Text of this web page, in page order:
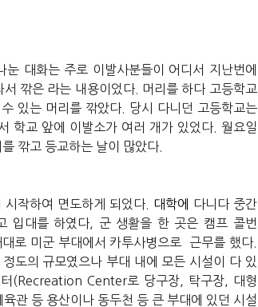
눈 대화는 주로 이발사분들이 어디서
지난번에
서 깎은 라는 내용이었다. 머리를 하다 고등학교
수 있는 머리를 깎았다. 당시 다니던
고등학교는
학교 앞에 이발소가 여러 개가 있었다. 월요일
를 깎고 등교하는 날이 많았다.
시작하여 면도하게 되었다. 대학에 다니다 중간
입대를 하였다 군 생활을 한 곳은 캠프 콜번
대로 미군 부대에서 카투사병으로 근무를 했다.
정도의 규모였으나 부대 내에 모든 시설이 다 있
(Recreation Center로 당구장 탁구장, 대형
육관 등 용산이나 동두천 등 큰 부대에 있던 시설